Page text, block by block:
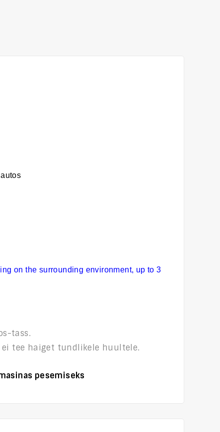
on the surrounding environment, up to 3
tass.
ei tee haiget tundlikele huultele.
pesemiseks